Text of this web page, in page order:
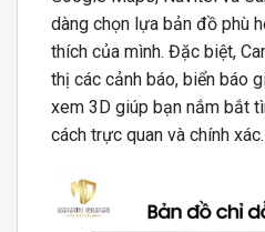
dàng chọn lựa bản đồ phù
thích của mình. Đặc biệt,
thị các cảnh báo, biển báo
xem 3D giúp bạn nắm bắt
cách trực quan và chính xác.